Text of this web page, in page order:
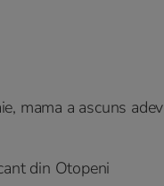
mama a ascuns
din Otopeni